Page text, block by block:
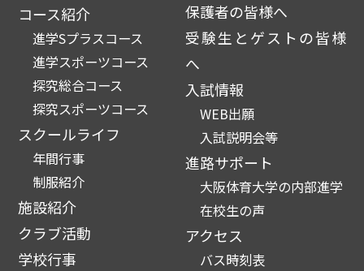
コース紹介
進学Sプラスコース
進学スポーツコース
探究総合コース
探究スポーツコース
スクールライフ
年間行事
制服紹介
施設紹介
クラブ活動
学校行事
保護者の皆様へ
受験生とゲストの皆様
へ
入試情報
WEB出願
入試説明会等
進路サポート
大阪体育大学の内部進学
在校生の声
アクセス
バス時刻表